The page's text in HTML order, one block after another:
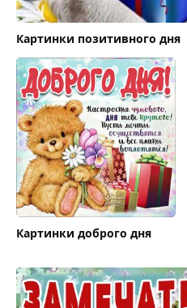
Картинки позитивного дня
Картинки доброго дня